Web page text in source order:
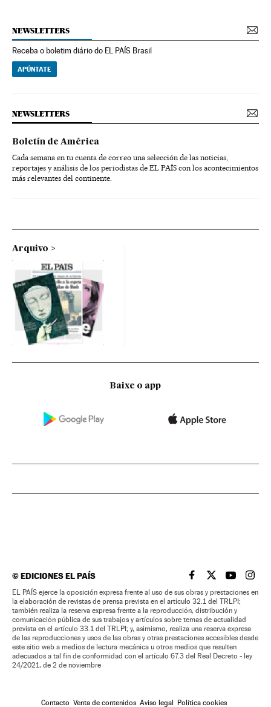
NEWSLETTERS
Receba o boletim diário do EL PAÍS Brasil
APÚNTATE
NEWSLETTERS
Boletín de América
Cada semana en tu cuenta de correo una selección de las noticias,
reportajes y análisis de los periodistas de EL PAÍS con los acontecimientos
más relevantes del continente.
Arquivo
Baixe o app
©EDICIONES EL PAÍS EL PAÍS BRASIL EN
EL PAÍSEL PAÍS
EL
EL PAÍS ejerce la oposición expresa frente al uso de sus obras y prestaciones en
la elaboración de revistas de prensa prevista en el artículo 32.1 del TRLPI;
también realiza la reserva expresa frente a la reproducción, distribución y
comunicación pública de sus trabajos y artículos sobre temas de actualidad
prevista en el artículo 33.1 del TRLPI; y, asimismo, realiza una reserva expresa
de las reproducciones y usos de las obras y otras prestaciones accesibles desde
este sitio web a medios de lectura mecánica u otros medios que resulten
adecuados a tal fin de conformidad con el artículo 67.3 del Real Decreto - ley
24/2021, de 2 de noviembre
Contacto Venta de contenidos Aviso legal Política cookies